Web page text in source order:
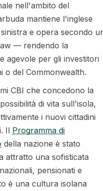
nell'ambito del
mantiene l'inglese
e opera secondo
— rendendo la
agevole per gli investitori
o del Commonwealth.
CBI che concedono la
di vita sull'isola,
i nuovi cittadini
Il Programma di
della nazione è stato
attratto una sofisticata
pensionati e
è una cultura isolana